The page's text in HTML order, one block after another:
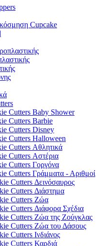
Cupcake
Cutters Baby Shower
Cutters Barbie
Cutters Disney
Cutters Halloween
Cutters Αθλητικά
Cutters Αστέρια
Cutters Γοργόνα
Cutters Γράμματα - Αριθμοί
Cutters Δεινόσαυρος
Cutters Διάστημα
Cutters Ζώα
Cutters Διάφορα Σχέδια
Cutters Ζώα της Ζούγκλας
Cutters Ζώα του Δάσους
Cutters Ινδιάνος
Cutters Καρδιά